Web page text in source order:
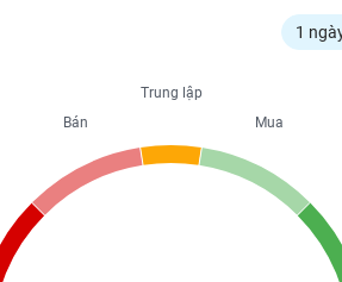
1
Trung lập
Mua
Bán